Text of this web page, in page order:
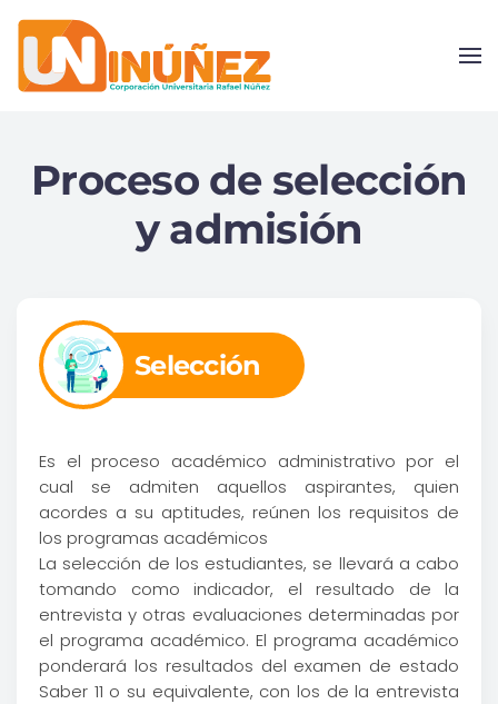
Skip to main content
Proceso de selección
y admisión
Selección
Es el proceso académico administrativo por el
cual se admiten aquellos aspirantes, quien
acordes a su aptitudes, reúnen los requisitos de
los programas académicos
La selección de los estudiantes, se llevará a cabo
tomando como indicador, el resultado de la
entrevista y otras evaluaciones determinadas por
el programa académico. El programa académico
ponderará los resultados del examen de estado
Saber 11 o su equivalente, con los de la entrevista